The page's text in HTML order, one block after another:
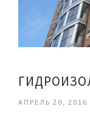
АПРЕЛЬ 20, 2016